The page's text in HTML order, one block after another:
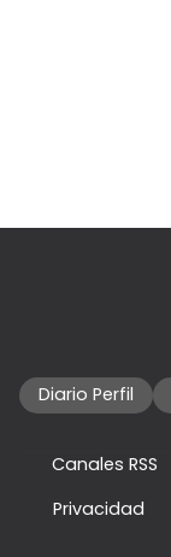
Diario Perfil
Canales RSS
Privacidad